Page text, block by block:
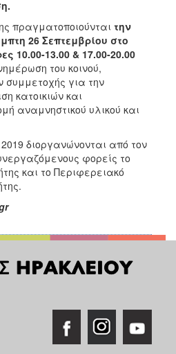
πραγματοποιούνται την
26 Σεπτεμβρίου στo
10.00-13.00 & 17.00-20.00
του κοινού,
για την
κατοικιών και
αναμνηστικού υλικού και
διοργανώνονται από τον
φορείς το
και το Περιφερειακό